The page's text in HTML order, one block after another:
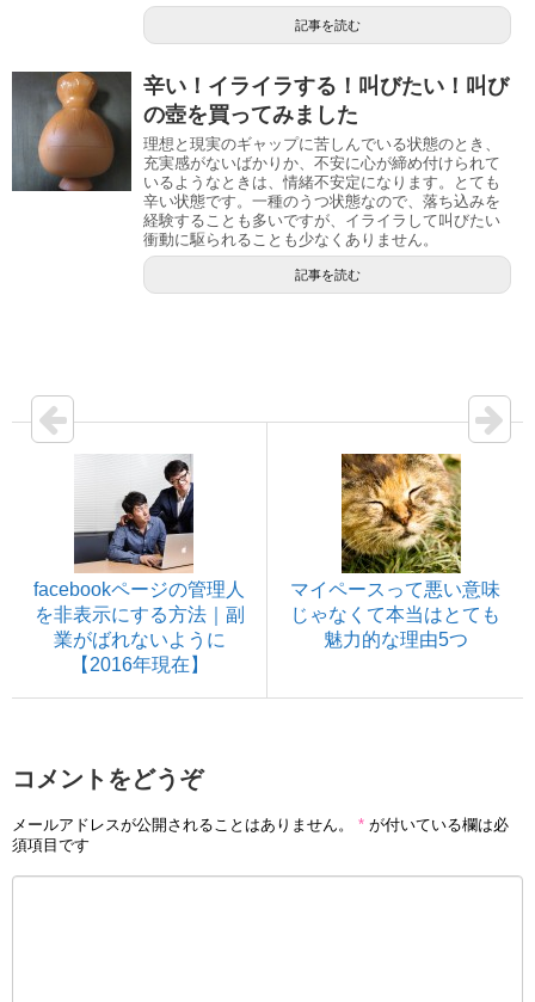
記事を読む
辛い！イライラする！叫びたい！叫び
の壺を買ってみました
理想と現実のギャップに苦しんでいる状態のとき、
充実感がないばかりか、不安に心が締め付けられて
いるようなときは、情緒不安定になります。とても
辛い状態です。一種のうつ状態なので、落ち込みを
経験することも多いですが、イライラして叫びたい
衝動に駆られることも少なくありません。
記事を読む
facebookページの管理人
を非表示にする方法｜副
業がばれないように
【2016年現在】
マイペースって悪い意味
じゃなくて本当はとても
魅力的な理由5つ
コメントをどうぞ
メールアドレスが公開されることはありません。 * が付いている欄は必
須項目です